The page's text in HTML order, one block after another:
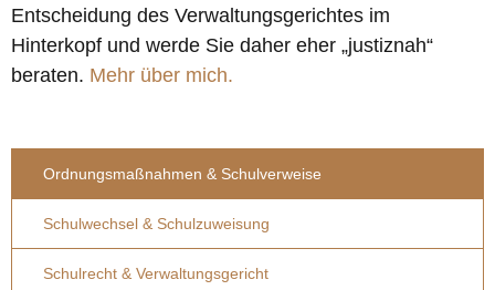
Entscheidung des Verwaltungsgerichtes im
Hinterkopf und werde Sie daher eher „justiznah“
beraten. Mehr über mich.
Ordnungsmaßnahmen & Schulverweise
Schulwechsel & Schulzuweisung
Schulrecht & Verwaltungsgericht